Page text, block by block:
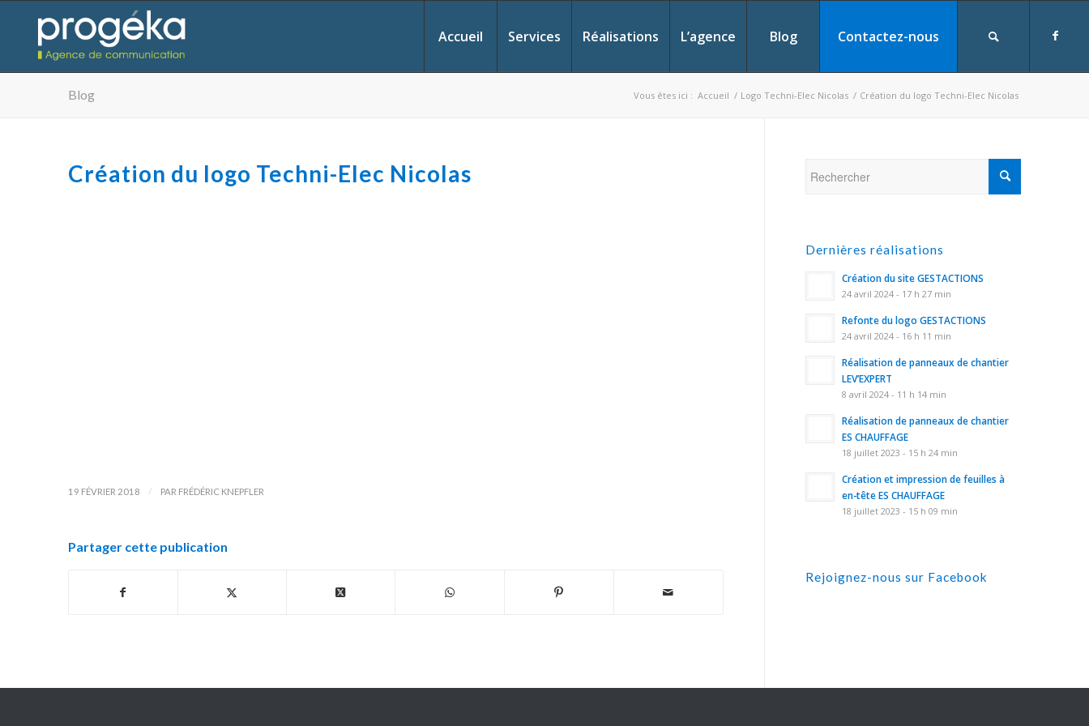
Accueil Services Réalisations L’agence Blog Contactez-nous
Blog Vous êtes ici : Accueil / Logo Techni-Elec Nicolas / Création du logo Techni-Elec Nicolas
Création du logo Techni-Elec Nicolas
19 FÉVRIER 2018 / PAR FRÉDÉRIC KNEPFLER
Partager cette publication
Dernières réalisations
Création du site GESTACTIONS
24 avril 2024 - 17 h 27 min
Refonte du logo GESTACTIONS
24 avril 2024 - 16 h 11 min
Réalisation de panneaux de chantier
LEV’EXPERT
8 avril 2024 - 11 h 14 min
Réalisation de panneaux de chantier
ES CHAUFFAGE
18 juillet 2023 - 15 h 24 min
Création et impression de feuilles à
en-tête ES CHAUFFAGE
18 juillet 2023 - 15 h 09 min
Rejoignez-nous sur Facebook